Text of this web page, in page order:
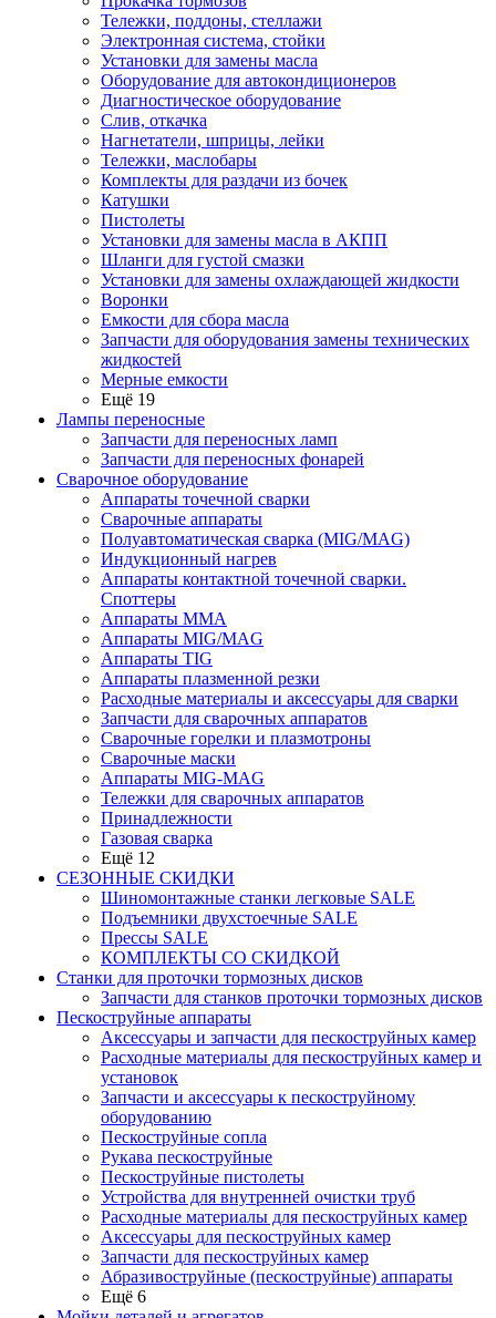
Тележки, поддоны, стеллажи
Электронная система, стойки
Установки для замены масла
Оборудование для автокондиционеров
Диагностическое оборудование
Слив, откачка
Нагнетатели, шприцы, лейки
Тележки, маслобары
Комплекты для раздачи из бочек
Катушки
Пистолеты
Установки для замены масла в АКПП
Шланги для густой смазки
Установки для замены охлаждающей жидкости
Воронки
Емкости для сбора масла
Запчасти для оборудования замены технических
жидкостей
Мерные емкости
Ещё 19
Лампы переносные
Запчасти для переносных ламп
Запчасти для переносных фонарей
Сварочное оборудование
Аппараты точечной сварки
Сварочные аппараты
Полуавтоматическая сварка (MIG/MAG)
Индукционный нагрев
Аппараты контактной точечной сварки.
Споттеры
Аппараты MMA
Аппараты MIG/MAG
Аппараты TIG
Аппараты плазменной резки
Расходные материалы и аксессуары для сварки
Запчасти для сварочных аппаратов
Сварочные горелки и плазмотроны
Сварочные маски
Аппараты MIG-MAG
Тележки для сварочных аппаратов
Принадлежности
Газовая сварка
Ещё 12
СЕЗОННЫЕ СКИДКИ
Шиномонтажные станки легковые SALE
Подъемники двухстоечные SALE
Прессы SALE
КОМПЛЕКТЫ СО СКИДКОЙ
Станки для проточки тормозных дисков
Запчасти для станков проточки тормозных дисков
Пескоструйные аппараты
Аксессуары и запчасти для пескоструйных камер
Расходные материалы для пескоструйных камер и
установок
Запчасти и аксессуары к пескоструйному
оборудованию
Пескоструйные сопла
Рукава пескоструйные
Пескоструйные пистолеты
Устройства для внутренней очистки труб
Расходные материалы для пескоструйных камер
Аксессуары для пескоструйных камер
Запчасти для пескоструйных камер
Абразивоструйные (пескоструйные) аппараты
Ещё 6